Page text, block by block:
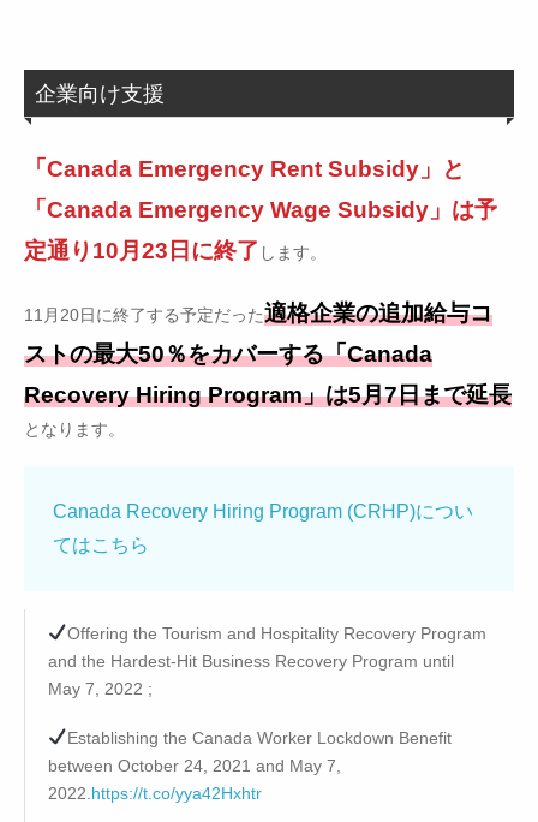
企業向け支援
「Canada Emergency Rent Subsidy」と
「Canada Emergency Wage Subsidy」は予
定通り10月23日に終了 します。
11月20日に終了する予定だった適格企業の追加給与コ
ストの最大50％をカバーする「Canada
Recovery Hiring Program」は5月7日まで延長
となります。
Canada Recovery Hiring Program (CRHP)につい
てはこちら
Offering the Tourism and Hospitality Recovery Program
and the Hardest-Hit Business Recovery Program until
May 7, 2022 ;
Establishing the Canada Worker Lockdown Benefit
between October 24, 2021 and May 7,
2022. https://t.co/yya42Hxhtr